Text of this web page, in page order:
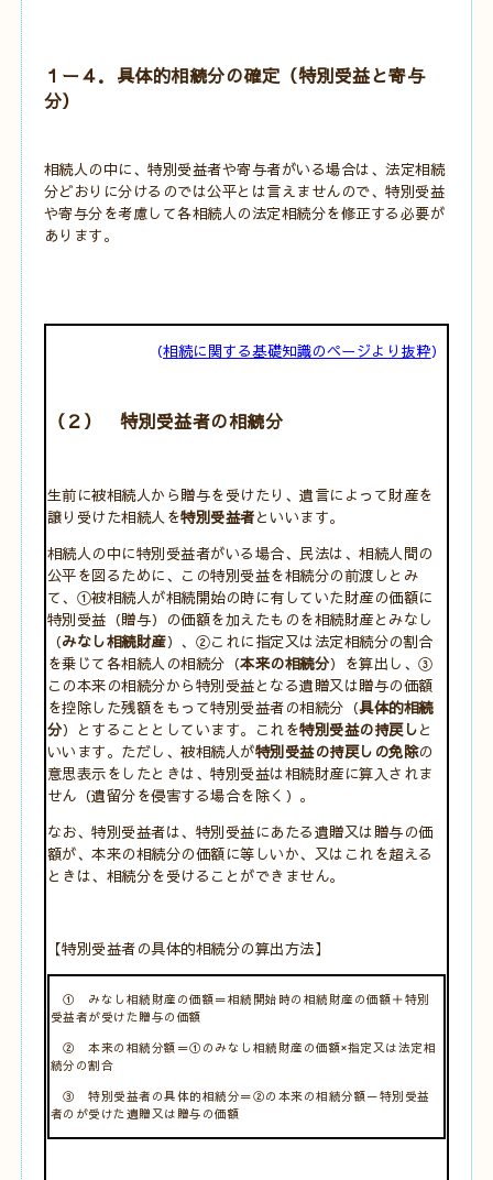
１ー４．具体的相続分の確定（特別受益と寄与
分）
相続人の中に、特別受益者や寄与者がいる場合は、法定相続
分どおりに分けるのでは公平とは言えませんので、特別受益
や寄与分を考慮して各相続人の法定相続分を修正する必要が
あります。
（相続に関する基礎知識のページより抜粋）
（２） 特別受益者の相続分
生前に被相続人から贈与を受けたり、遺言によって財産を
譲り受けた相続人を特別受益者といいます。
相続人の中に特別受益者がいる場合、民法は、相続人間の
公平を図るために、この特別受益を相続分の前渡しとみ
て、①被相続人が相続開始の時に有していた財産の価額に
特別受益（贈与）の価額を加えたものを相続財産とみなし
（みなし相続財産）、②これに指定又は法定相続分の割合
を乗じて各相続人の相続分（本来の相続分）を算出し、③
この本来の相続分から特別受益となる遺贈又は贈与の価額
を控除した残額をもって特別受益者の相続分（具体的相続
分）とすることとしています。これを特別受益の持戻しと
いいます。ただし、被相続人が特別受益の持戻しの免除の
意思表示をしたときは、特別受益は相続財産に算入されま
せん（遺留分を侵害する場合を除く）。
なお、特別受益者は、特別受益にあたる遺贈又は贈与の価
額が、本来の相続分の価額に等しいか、又はこれを超える
ときは、相続分を受けることができません。
【特別受益者の具体的相続分の算出方法】
① みなし相続財産の価額＝相続開始時の相続財産の価額＋特別
受益者が受けた贈与の価額
② 本来の相続分額＝①のみなし相続財産の価額×指定又は法定相
続分の割合
③ 特別受益者の具体的相続分＝②の本来の相続分額－特別受益
者のが受けた遺贈又は贈与の価額